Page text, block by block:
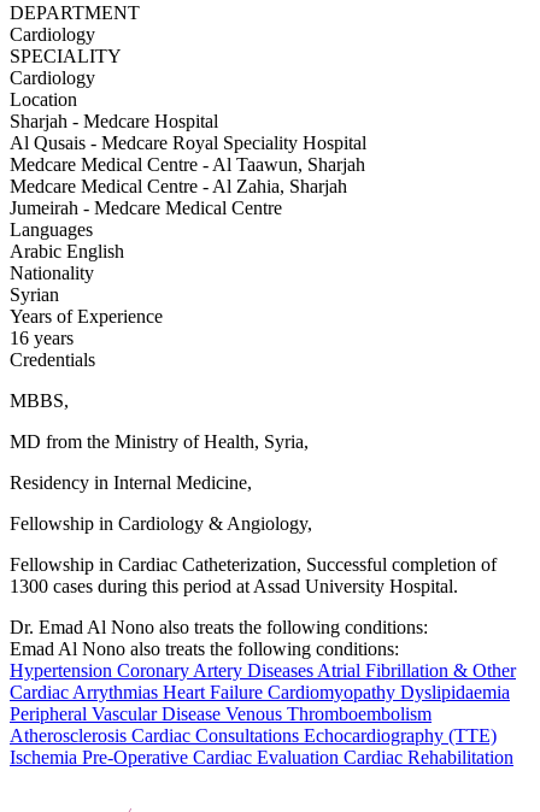
DEPARTMENT
Cardiology
SPECIALITY
Cardiology
Location
Sharjah - Medcare Hospital
Al Qusais - Medcare Royal Speciality Hospital
Medcare Medical Centre - Al Taawun, Sharjah
Medcare Medical Centre - Al Zahia, Sharjah
Jumeirah - Medcare Medical Centre
Languages
Arabic English
Nationality
Syrian
Years of Experience
16 years
Credentials
MBBS,
MD from the Ministry of Health, Syria,
Residency in Internal Medicine,
Fellowship in Cardiology & Angiology,
Fellowship in Cardiac Catheterization, Successful completion of
1300 cases during this period at Assad University Hospital.
Dr. Emad Al Nono also treats the following conditions:
Emad Al Nono also treats the following conditions:
Hypertension Coronary Artery Diseases Atrial Fibrillation & Other
Cardiac Arrythmias Heart Failure Cardiomyopathy Dyslipidaemia
Peripheral Vascular Disease Venous Thromboembolism
Atherosclerosis Cardiac Consultations Echocardiography (TTE)
Ischemia Pre-Operative Cardiac Evaluation Cardiac Rehabilitation